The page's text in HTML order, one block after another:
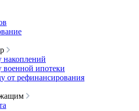
накоплений
военной ипотеки
от рефинансирования